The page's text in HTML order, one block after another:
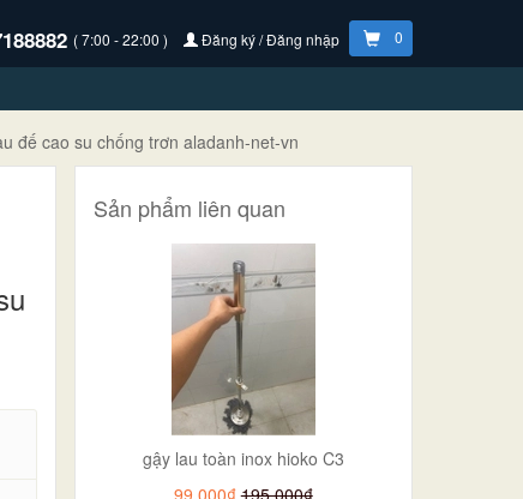
( 7:00 - 22:00 ) Đăng ký / Đăng nhập 0
đế cao su chống trơn aladanh-net-vn
Sản phẩm liên quan
gậy lau toàn inox hioko C3
99.000₫ 195.000₫